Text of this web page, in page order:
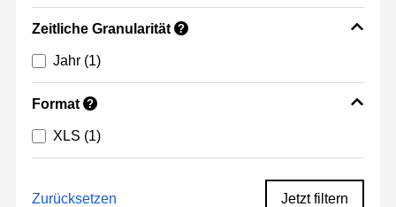
Zeitliche Granularität ?
Jahr (1)
Format ?
XLS (1)
Zurücksetzen Jetzt filtern